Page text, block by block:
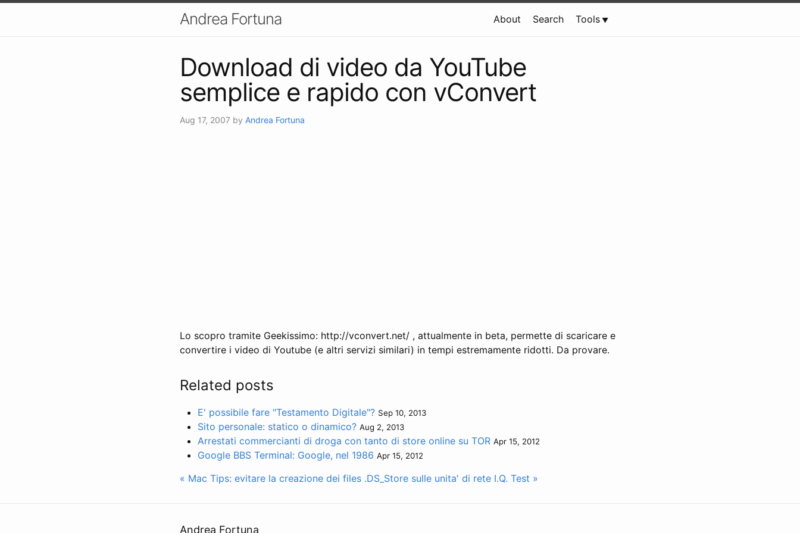
Andrea Fortuna About Search Tools
Download di video da YouTube
semplice e rapido con vConvert
Aug 17, 2007 by Andrea Fortuna
Lo scopro tramite Geekissimo: http://vconvert.net/ , attualmente in beta, permette di scaricare e
convertire i video di Youtube (e altri servizi similari) in tempi estremamente ridotti. Da provare.
Related posts
E' possibile fare "Testamento Digitale"? Sep 10, 2013
Sito personale: statico o dinamico? Aug 2, 2013
Arrestati commercianti di droga con tanto di store online su TOR Apr 15, 2012
Google BBS Terminal: Google, nel 1986 Apr 15, 2012
« Mac Tips: evitare la creazione dei files .DS_Store sulle unita' di rete I.Q. Test »
Andrea Fortuna